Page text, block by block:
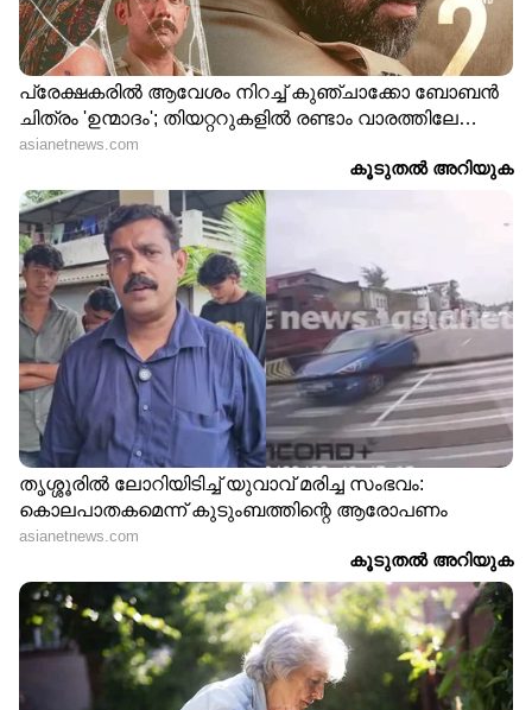
നൽകേണ്ടത് 1,14,400 രൂപ
ദേ വീണ്ടും കുറഞ്ഞു!
കേറിയ ഉയരത്തിൽ നിന്ന്
പതിയെ താഴെയിറങ്ങി
സ്വർണം, കേരളത്തിലെ
ഇന്നത്തെ നിരക്കറിയാം
മണിക്കൂറുകൾക്കുള്ളിൽ
സ്വർണത്തിന് കുറഞ്ഞത്
1800 രൂപ
LATEST VIDEOS